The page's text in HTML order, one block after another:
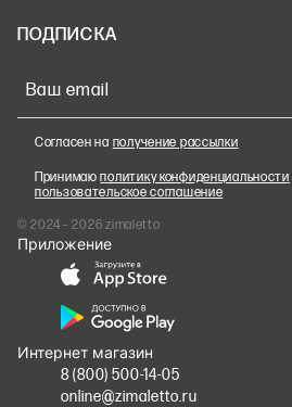
ПОДПИСКА
Ваш email
Согласен на получение рассылки
Принимаюполитику конфиденциальности
пользовательское соглашение
© 2024 – 2026 zimaletto
Приложение
Интернет магазин
8 (800) 500-14-05
online@zimaletto.ru